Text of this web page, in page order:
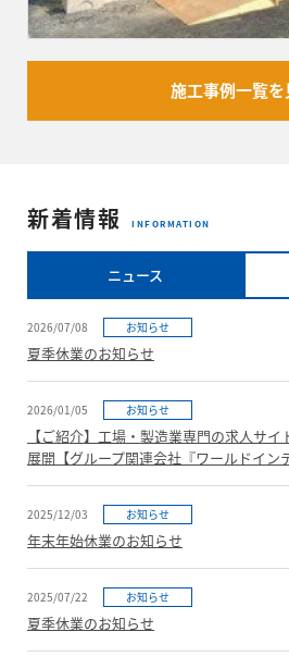
施工事例一覧を
新着情報 INFORMATION
ニュース
2026/07/08 お知らせ
夏季休業のお知らせ
2026/01/05 お知らせ
【ご紹介】工場・製造業専門の求人サ
展開【グループ関連会社『ワールドイン
2025/12/03 お知らせ
年末年始休業のお知らせ
2025/07/22 お知らせ
夏季休業のお知らせ